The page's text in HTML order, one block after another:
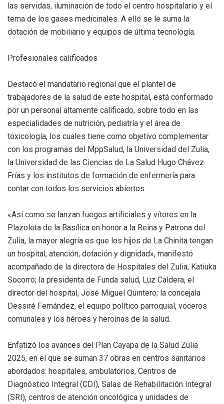
las servidas, iluminación de todo el centro hospitalario y el
tema de los gases medicinales. A ello se le suma la
dotación de mobiliario y equipos de última tecnología.
Profesionales calificados
Destacó el mandatario regional que el plantel de
trabajadores de la salud de este hospital, está conformado
por un personal altamente calificado, sobre todo en las
especialidades de nutrición, pediatría y el área de
toxicología, los cuales tiene como objetivo complementar
con los programas del MppSalud, la Universidad del Zulia,
la Universidad de las Ciencias de La Salud Hugo Chávez
Frías y los institutos de formación de enfermería para
contar con todos los servicios abiertos.
«Así como se lanzan fuegos artificiales y vítores en la
Plazoleta de la Basílica en honor a la Reina y Patrona del
Zulia, la mayor alegría es que los hijos de La Chinita tengan
un hospital, atención, dotación y dignidad», manifestó
acompañado de la directora de Hospitales del Zulia, Katiuka
Socorro; la presidenta de Funda salud, Luz Caldera, el
director del hospital, José Miguel Quintero; la concejala
Dessiré Fernández, el equipo político parroquial, voceros
comunales y los héroes y heroínas de la salud.
Enfatizó los avances del Plan Cayapa de la Salud Zulia
2025, en el que se suman 37 obras en centros sanitarios
abordados: hospitales, ambulatorios, Centros de
Diagnóstico Integral (CDI), Salas de Rehabilitación Integral
(SRI), centros de atención oncológica y unidades de